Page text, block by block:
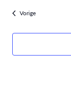
Vorige